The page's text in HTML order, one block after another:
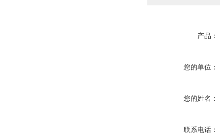
产品：
您的单位：
您的姓名：
联系电话：